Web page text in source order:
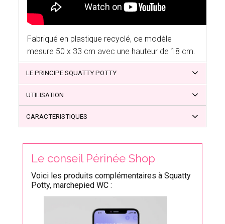
Fabriqué en plastique recyclé, ce modèle
mesure 50 x 33 cm avec une hauteur de 18 cm.
LE PRINCIPE SQUATTY POTTY
UTILISATION
CARACTERISTIQUES
Le conseil Périnée Shop
Voici les produits complémentaires à Squatty
Potty, marchepied WC :